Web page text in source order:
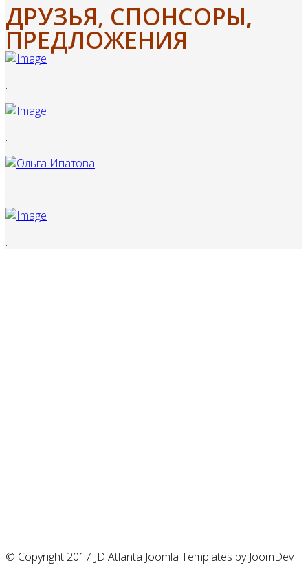
ДРУЗЬЯ, СПОНСОРЫ,
ПРЕДЛОЖЕНИЯ
.
.
.
.
© Copyright 2017 JD Atlanta Joomla Templates by JoomDev